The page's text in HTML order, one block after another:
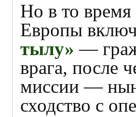
Но в то
Европы
тылу» —
врага, после
миссии —
сходство с